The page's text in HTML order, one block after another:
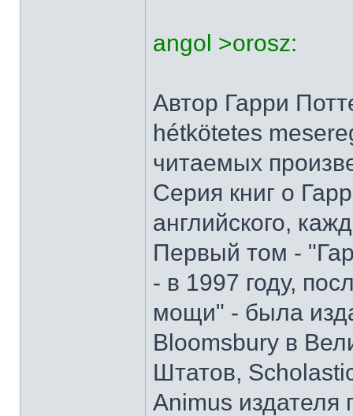
angol >orosz:
Автор Гарри
hétkötetes
читаемых
Серия книг о
английского,
Первый том -
- в 1997 году,
мощи" - была
Bloomsbury в
Штатов,
Animus